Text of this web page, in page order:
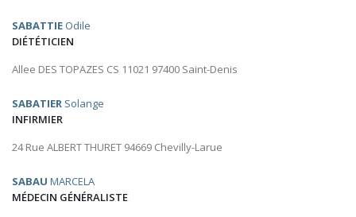
SABATTIE Odile
DIÉTÉTICIEN
Allee DES TOPAZES CS 11021 97400 Saint-Denis
SABATIER Solange
INFIRMIER
24 Rue ALBERT THURET 94669 Chevilly-Larue
SABAU MARCELA
MÉDECIN GÉNÉRALISTE